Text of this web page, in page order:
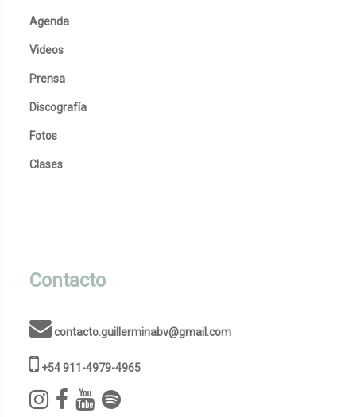
Agenda
Videos
Prensa
Discografía
Fotos
Clases
Contacto
contacto.guillerminabv@gmail.com
+54 911-4979-4965